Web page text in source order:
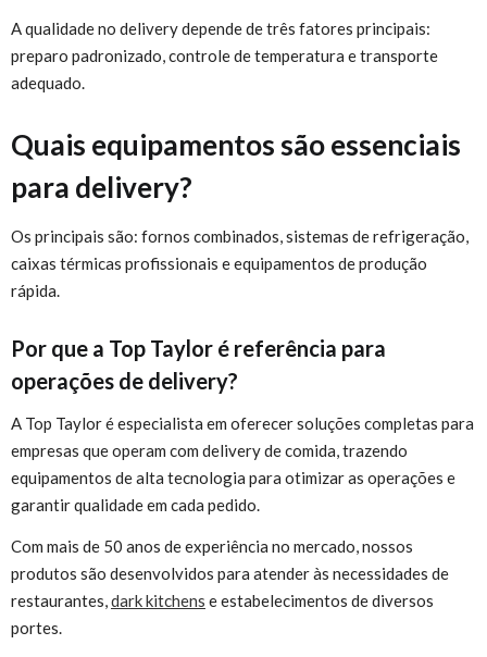
A qualidade no delivery depende de três fatores principais:
preparo padronizado, controle de temperatura e transporte
adequado.
Quais equipamentos são essenciais
para delivery?
Os principais são: fornos combinados, sistemas de refrigeração,
caixas térmicas profissionais e equipamentos de produção
rápida.
Por que a Top Taylor é referência para
operações de delivery?
A Top Taylor é especialista em oferecer soluções completas para
empresas que operam com delivery de comida, trazendo
equipamentos de alta tecnologia para otimizar as operações e
garantir qualidade em cada pedido.
Com mais de 50 anos de experiência no mercado, nossos
produtos são desenvolvidos para atender às necessidades de
restaurantes, dark kitchens e estabelecimentos de diversos
portes.